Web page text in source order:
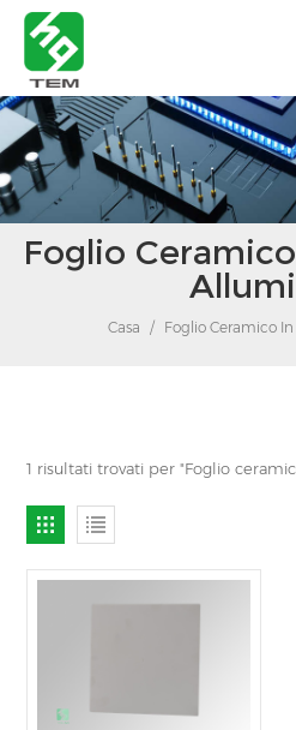
Foglio
Casa / Foglio Ceramico
1 risultati trovati per "Foglio